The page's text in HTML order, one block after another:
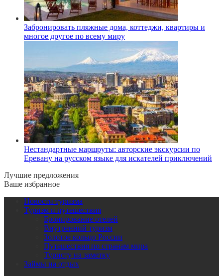
Забронировать пляжные дома, коттеджи, квартиры и
многое другое по всему миру
Нестандартные маршруты: авторские экскурсии по
Еревану на русском языке для искателей приключений
Лучшие предложения
Ваше избранное
Новости туризма
Туризм и путешествия
Бронирование отелей
Внутренний туризм
Золотое кольцо России
Путешествия по странам мира
Туристу на заметку
Займы на отдых